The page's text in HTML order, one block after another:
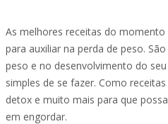
As melhores receitas do
para auxiliar na perda de peso.
peso e no desenvolvimento do
simples de se fazer. Como
detox e muito mais para que
em engordar.